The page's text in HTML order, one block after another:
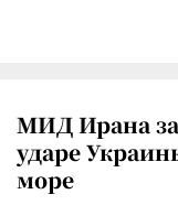
МИД Ирана
ударе
море